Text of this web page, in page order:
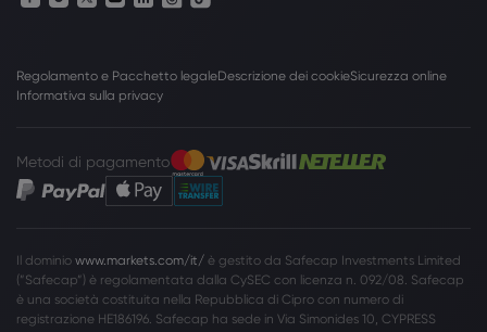
Regolamento e Pacchetto legaleDescrizione dei cookieSicurezza online
Informativa sulla privacy
Metodi di pagamento
Il dominio www.markets.com/it/ è gestito da Safecap Investments Limited
(”Safecap”) è regolamentata dalla CySEC con licenza n. 092/08. Safecap
è una società costituita nella Repubblica di Cipro con numero di
registrazione HE186196. Safecap ha sede in Via Simonides 10, CYPRESS